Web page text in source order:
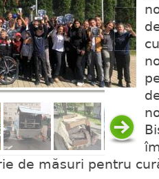
de măsuri pentru